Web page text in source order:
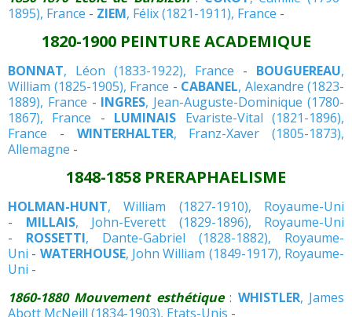
1895), France - ZIEM, Félix (1821-1911), France -
1820-1900 PEINTURE ACADEMIQUE
BONNAT, Léon (1833-1922), France - BOUGUEREAU,
William (1825-1905), France - CABANEL, Alexandre (1823-
1889), France - INGRES, Jean-Auguste-Dominique (1780-
1867), France - LUMINAIS Evariste-Vital (1821-1896),
France - WINTERHALTER, Franz-Xaver (1805-1873),
Allemagne -
1848-1858 PRERAPHAELISME
HOLMAN-HUNT, William (1827-1910), Royaume-Uni
- MILLAIS, John-Everett (1829-1896), Royaume-Uni
- ROSSETTI, Dante-Gabriel (1828-1882), Royaume-
Uni - WATERHOUSE, John William (1849-1917), Royaume-
Uni -
1860-1880 Mouvement esthétique: WHISTLER, James
Abott McNeill (1834-1903), Etats-Unis -